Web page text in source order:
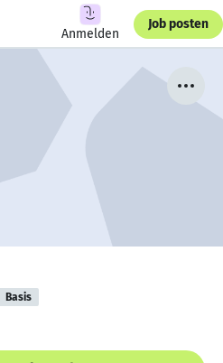
Anmelden
Job posten
Basis